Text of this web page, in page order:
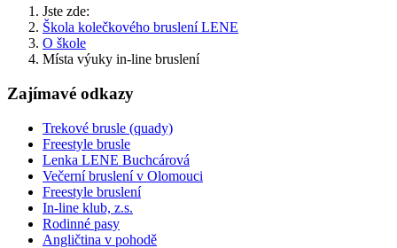
Jste zde:
Škola kolečkového bruslení LENE
O škole
Místa výuky in-line bruslení
Zajímavé odkazy
Trekové brusle (quady)
Freestyle brusle
Lenka LENE Buchcárová
Večerní bruslení v Olomouci
Freestyle bruslení
In-line klub, z.s.
Rodinné pasy
Angličtina v pohodě